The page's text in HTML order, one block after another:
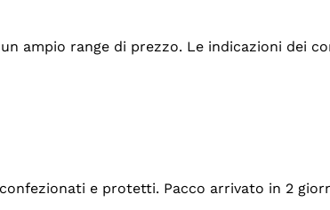
range di prezzo. Le indicazioni dei
e protetti. Pacco arrivato in 2